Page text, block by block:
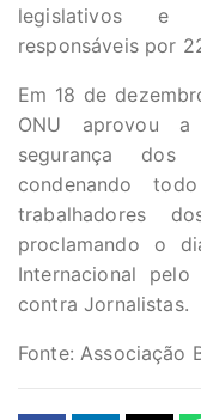
legislativos e
responsáveis por
Em 18 de
ONU aprovou
segurança
condenando
trabalhadores
proclamando o
Internacional
contra Jornalistas.
Fonte: Associação